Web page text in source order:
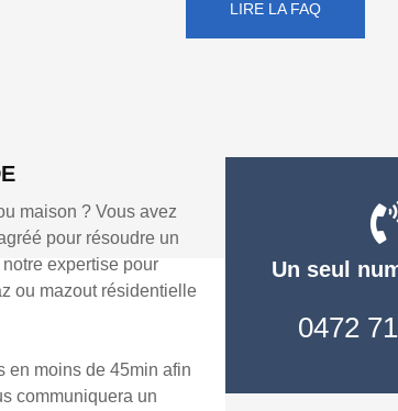
LIRE LA FAQ
maison ? Vous avez
pour résoudre un
expertise pour
ou mazout résidentielle
en moins de 45min afin
communiquera un
Un seul
0472